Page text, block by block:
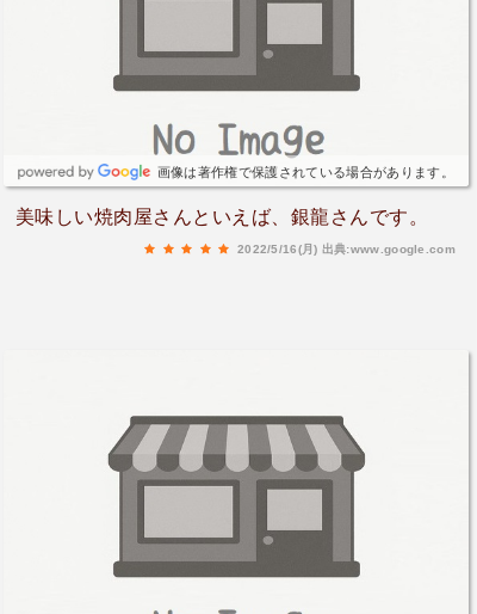
画像は著作権で保護されている場合があります。
美味しい焼肉屋さんといえば、銀龍さんです。
2022/5/16(月) 出典:www.google.com